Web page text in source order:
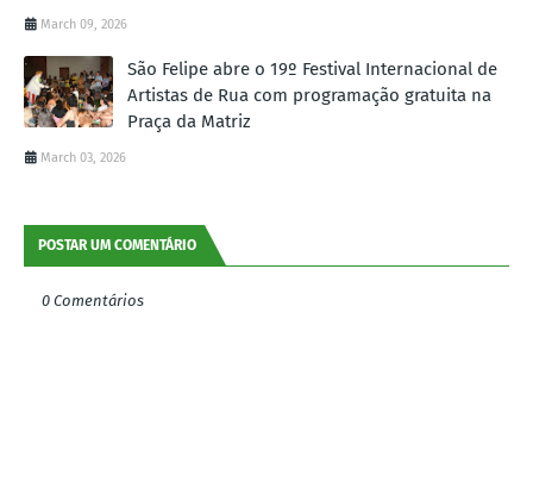
March 09, 2026
São Felipe abre o 19º Festival Internacional de
Artistas de Rua com programação gratuita na
Praça da Matriz
March 03, 2026
POSTAR UM COMENTÁRIO
0 Comentários